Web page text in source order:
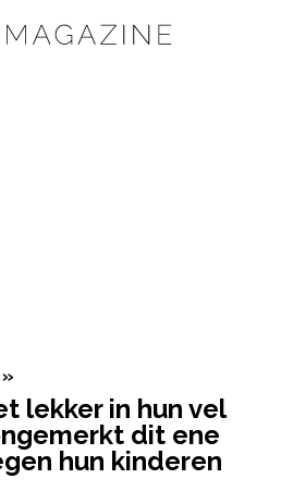
»
lekker in hun vel
dit ene
hun kinderen